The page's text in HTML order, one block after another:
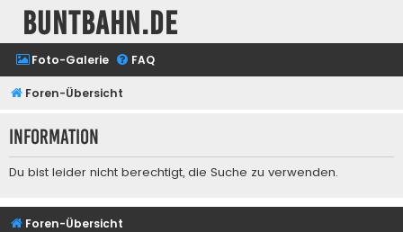
buntbahn.de
Foto-Galerie FAQ
Foren-Übersicht
Information
Du bist leider nicht berechtigt, die Suche zu verwenden.
Foren-Übersicht